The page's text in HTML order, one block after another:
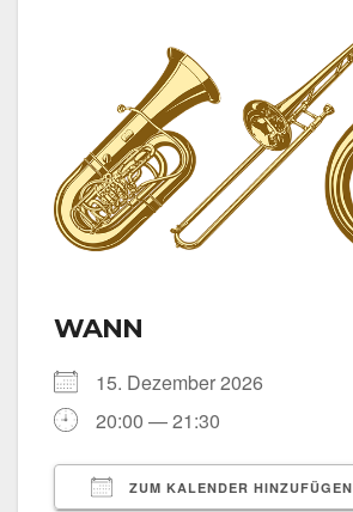
WANN
15. Dezem­ber 2026
20:00 — 21:30
ZUM KALENDER HINZUFÜGEN